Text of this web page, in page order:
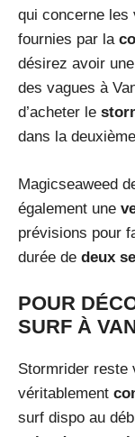
qui concerne les
fournies par la
désirez avoir une
des vagues à
d’acheter le
dans la
Magicseaweed
également une
prévisions pour
durée de deux
POUR
SURF À
Stormrider reste
véritablement
surf dispo au